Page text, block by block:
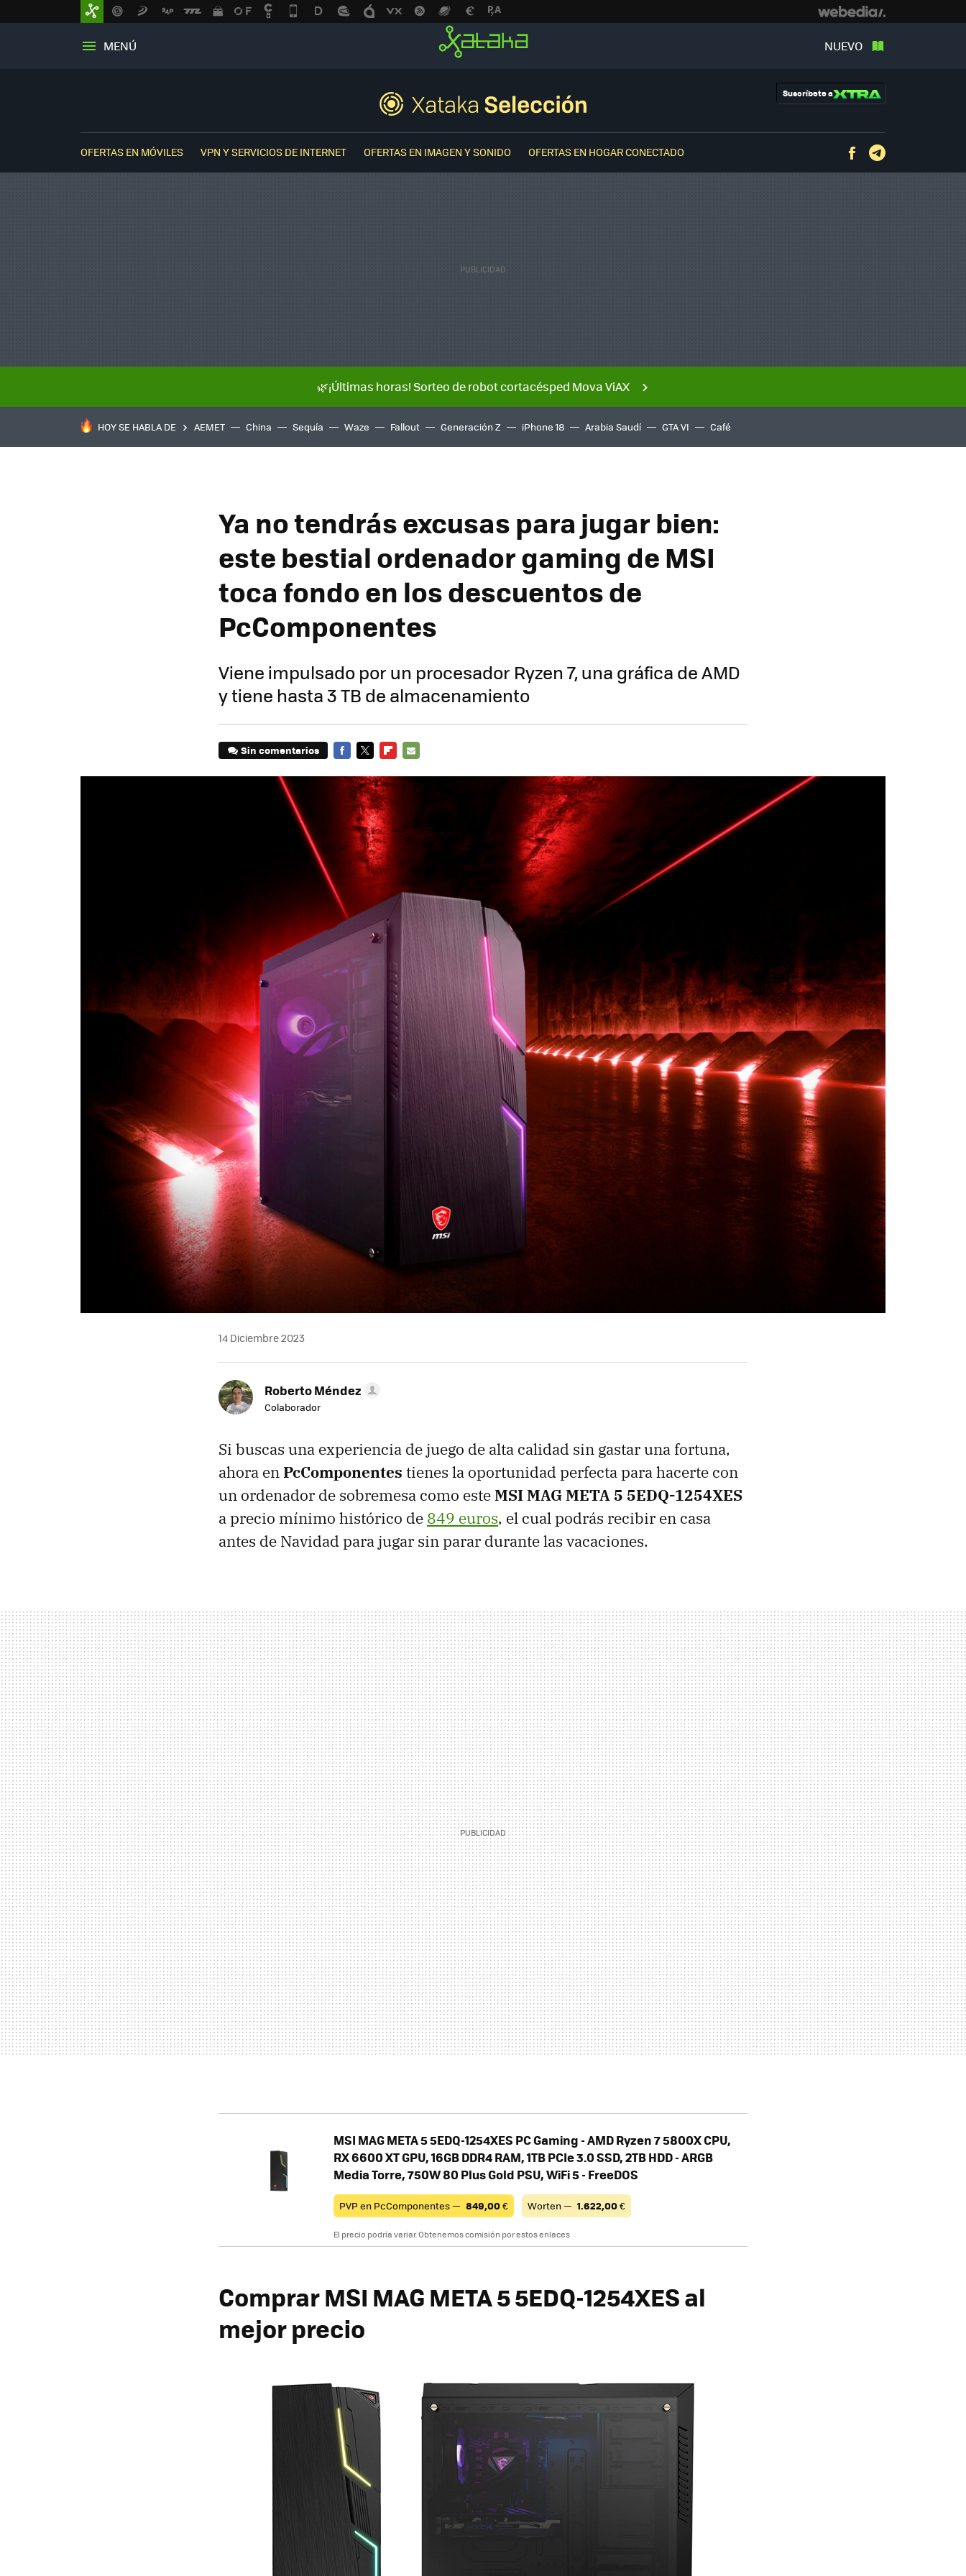
MENÚ NUEVO
Suscríbete a
OFERTAS EN MÓVILES VPN Y SERVICIOS DE INTERNET OFERTAS EN IMAGEN Y SONIDO OFERTAS EN HOGAR CONECTADO Facebook
🌿¡Últimas horas! Sorteo de robot cortacésped Mova ViAX
HOY SE HABLA DE AEMET China Sequía Waze Fallout Generación Z iPhone 18 Arabia Saudí GTA VI Café
Ya no tendrás excusas para jugar bien:
este bestial ordenador gaming de MSI
toca fondo en los descuentos de
PcComponentes
Viene impulsado por un procesador Ryzen 7, una gráfica de AMD
y tiene hasta 3 TB de almacenamiento
Sin comentarios
MAIL
14 Diciembre 2023
Roberto Méndez
Colaborador
Si buscas una experiencia de juego de alta calidad sin gastar una fortuna,
ahora enPcComponentes tienes la oportunidad perfecta para hacerte con
un ordenador de sobremesa como esteMSI MAG META 5 5EDQ-1254XES
a precio mínimo histórico de 849 euros, el cual podrás recibir en casa
antes de Navidad para jugar sin parar durante las vacaciones.
MSI MAG META 5 5EDQ-1254XES PC Gaming - AMD Ryzen 7 5800X CPU,
RX 6600 XT GPU, 16GB DDR4 RAM, 1TB PCIe 3.0 SSD, 2TB HDD - ARGB
Media Torre, 750W 80 Plus Gold PSU, WiFi 5 - FreeDOS
PVP en PcComponentes — 849,00€ Worten — 1.622,00€
El precio podría variar. Obtenemos comisión por estos enlaces
ComprarMSI MAG META 5 5EDQ-1254XESal
mejor precio